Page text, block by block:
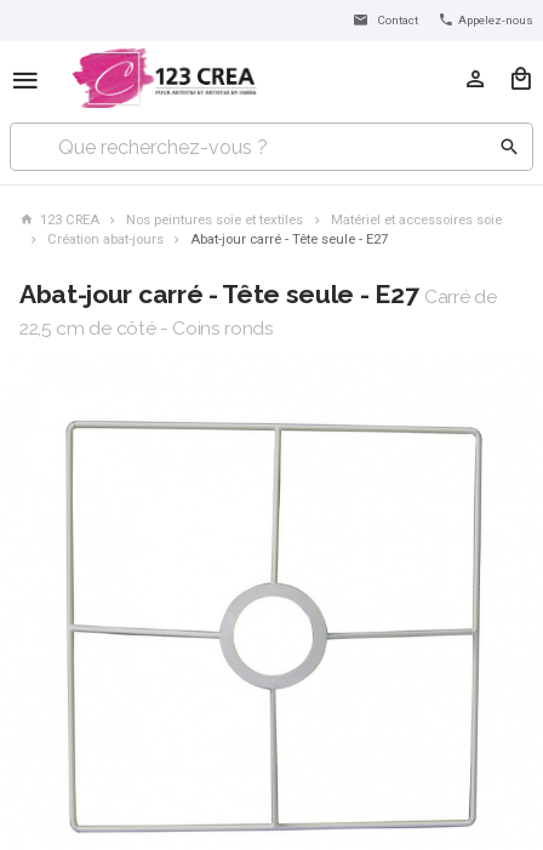
Contact Appelez-nous
123 CREA Nos peintures soie et textiles
Matériel et accessoires soie
Création abat-jours
Abat-jour carré - Tête seule - E27
Abat-jour carré - Tête seule - E27 Carré de
22,5 cm de côté - Coins ronds